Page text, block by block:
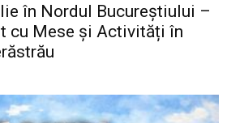
în Nordul Bucureștiului –
cu Mese și Activități în